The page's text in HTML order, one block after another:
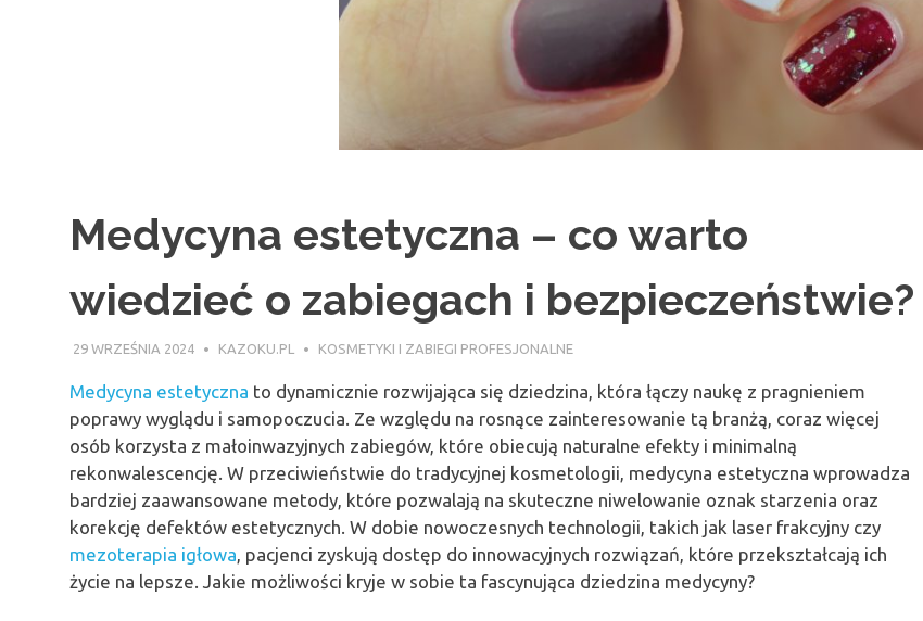
Medycyna estetyczna – co warto
wiedzieć o zabiegach i bezpieczeństwie?
29 WRZEŚNIA 2024 KAZOKU.PL KOSMETYKI I ZABIEGI PROFESJONALNE
Medycyna estetyczna to dynamicznie rozwijająca się dziedzina, która łączy naukę z pragnieniem
poprawy wyglądu i samopoczucia. Ze względu na rosnące zainteresowanie tą branżą, coraz więcej
osób korzysta z małoinwazyjnych zabiegów, które obiecują naturalne efekty i minimalną
rekonwalescencję. W przeciwieństwie do tradycyjnej kosmetologii, medycyna estetyczna wprowadza
bardziej zaawansowane metody, które pozwalają na skuteczne niwelowanie oznak starzenia oraz
korekcję defektów estetycznych. W dobie nowoczesnych technologii, takich jak laser frakcyjny czy
mezoterapia igłowa, pacjenci zyskują dostęp do innowacyjnych rozwiązań, które przekształcają ich
życie na lepsze. Jakie możliwości kryje w sobie ta fascynująca dziedzina medycyny?